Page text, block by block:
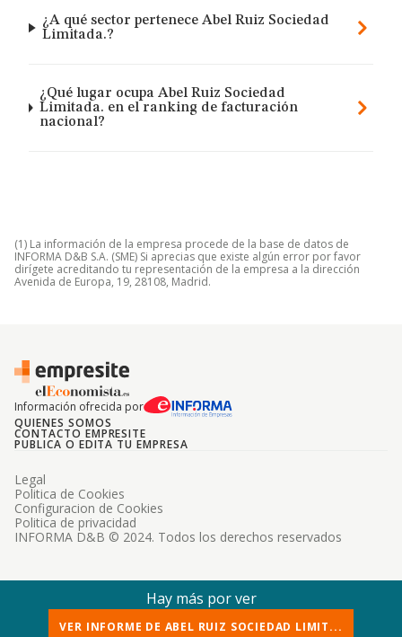
¿A qué sector pertenece Abel Ruiz Sociedad
Limitada.?
¿Qué lugar ocupa Abel Ruiz Sociedad
Limitada. en el ranking de facturación
nacional?
(1) La información de la empresa procede de la base de datos de
INFORMA D&B S.A. (SME) Si aprecias que existe algún error por favor
dirígete acreditando tu representación de la empresa a la dirección
Avenida de Europa, 19, 28108, Madrid.
Información ofrecida por
QUIENES SOMOS
CONTACTO EMPRESITE
PUBLICA O EDITA TU EMPRESA
INFORMA D&B © 2024. Todos los derechos reservados
Legal
Politica de Cookies
Configuracion de Cookies
Politica de privacidad
Hay más por ver
VER INFORME DE ABEL RUIZ SOCIEDAD LIMIT...